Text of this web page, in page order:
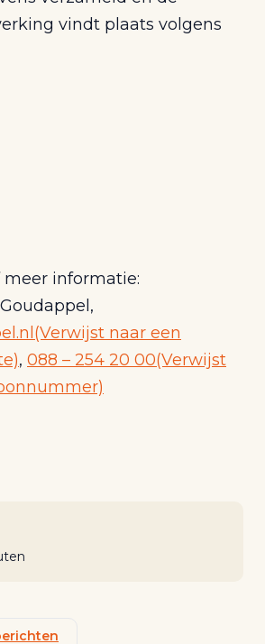
vindt plaats volgens
meer informatie:
(Verwijst naar een
, 088 – 254 20 00(Verwijst